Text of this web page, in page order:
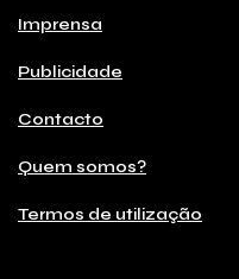
Imprensa
Publicidade
Contacto
Quem somos?
Termos de utilização